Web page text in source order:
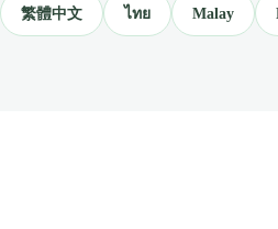
繁體中文 ไทย Malay